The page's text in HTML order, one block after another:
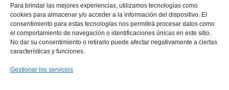
Para brindar las mejores experiencias, utilizamos tecnologías como
cookies para almacenar y/o acceder a la información del dispositivo. El
consentimiento para estas tecnologías nos permitirá procesar datos como
el comportamiento de navegación o identificaciones únicas en este sitio.
No dar su consentimiento o retirarlo puede afectar negativamente a ciertas
características y funciones.
Gestionar los servicios
octubre 2016
septiembre 2016
agosto 2016
abril 2016